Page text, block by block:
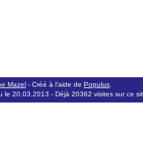
Mazel - Créé à l'aide de Populus
le 20.03.2013 - Déjà 20362 visites sur ce